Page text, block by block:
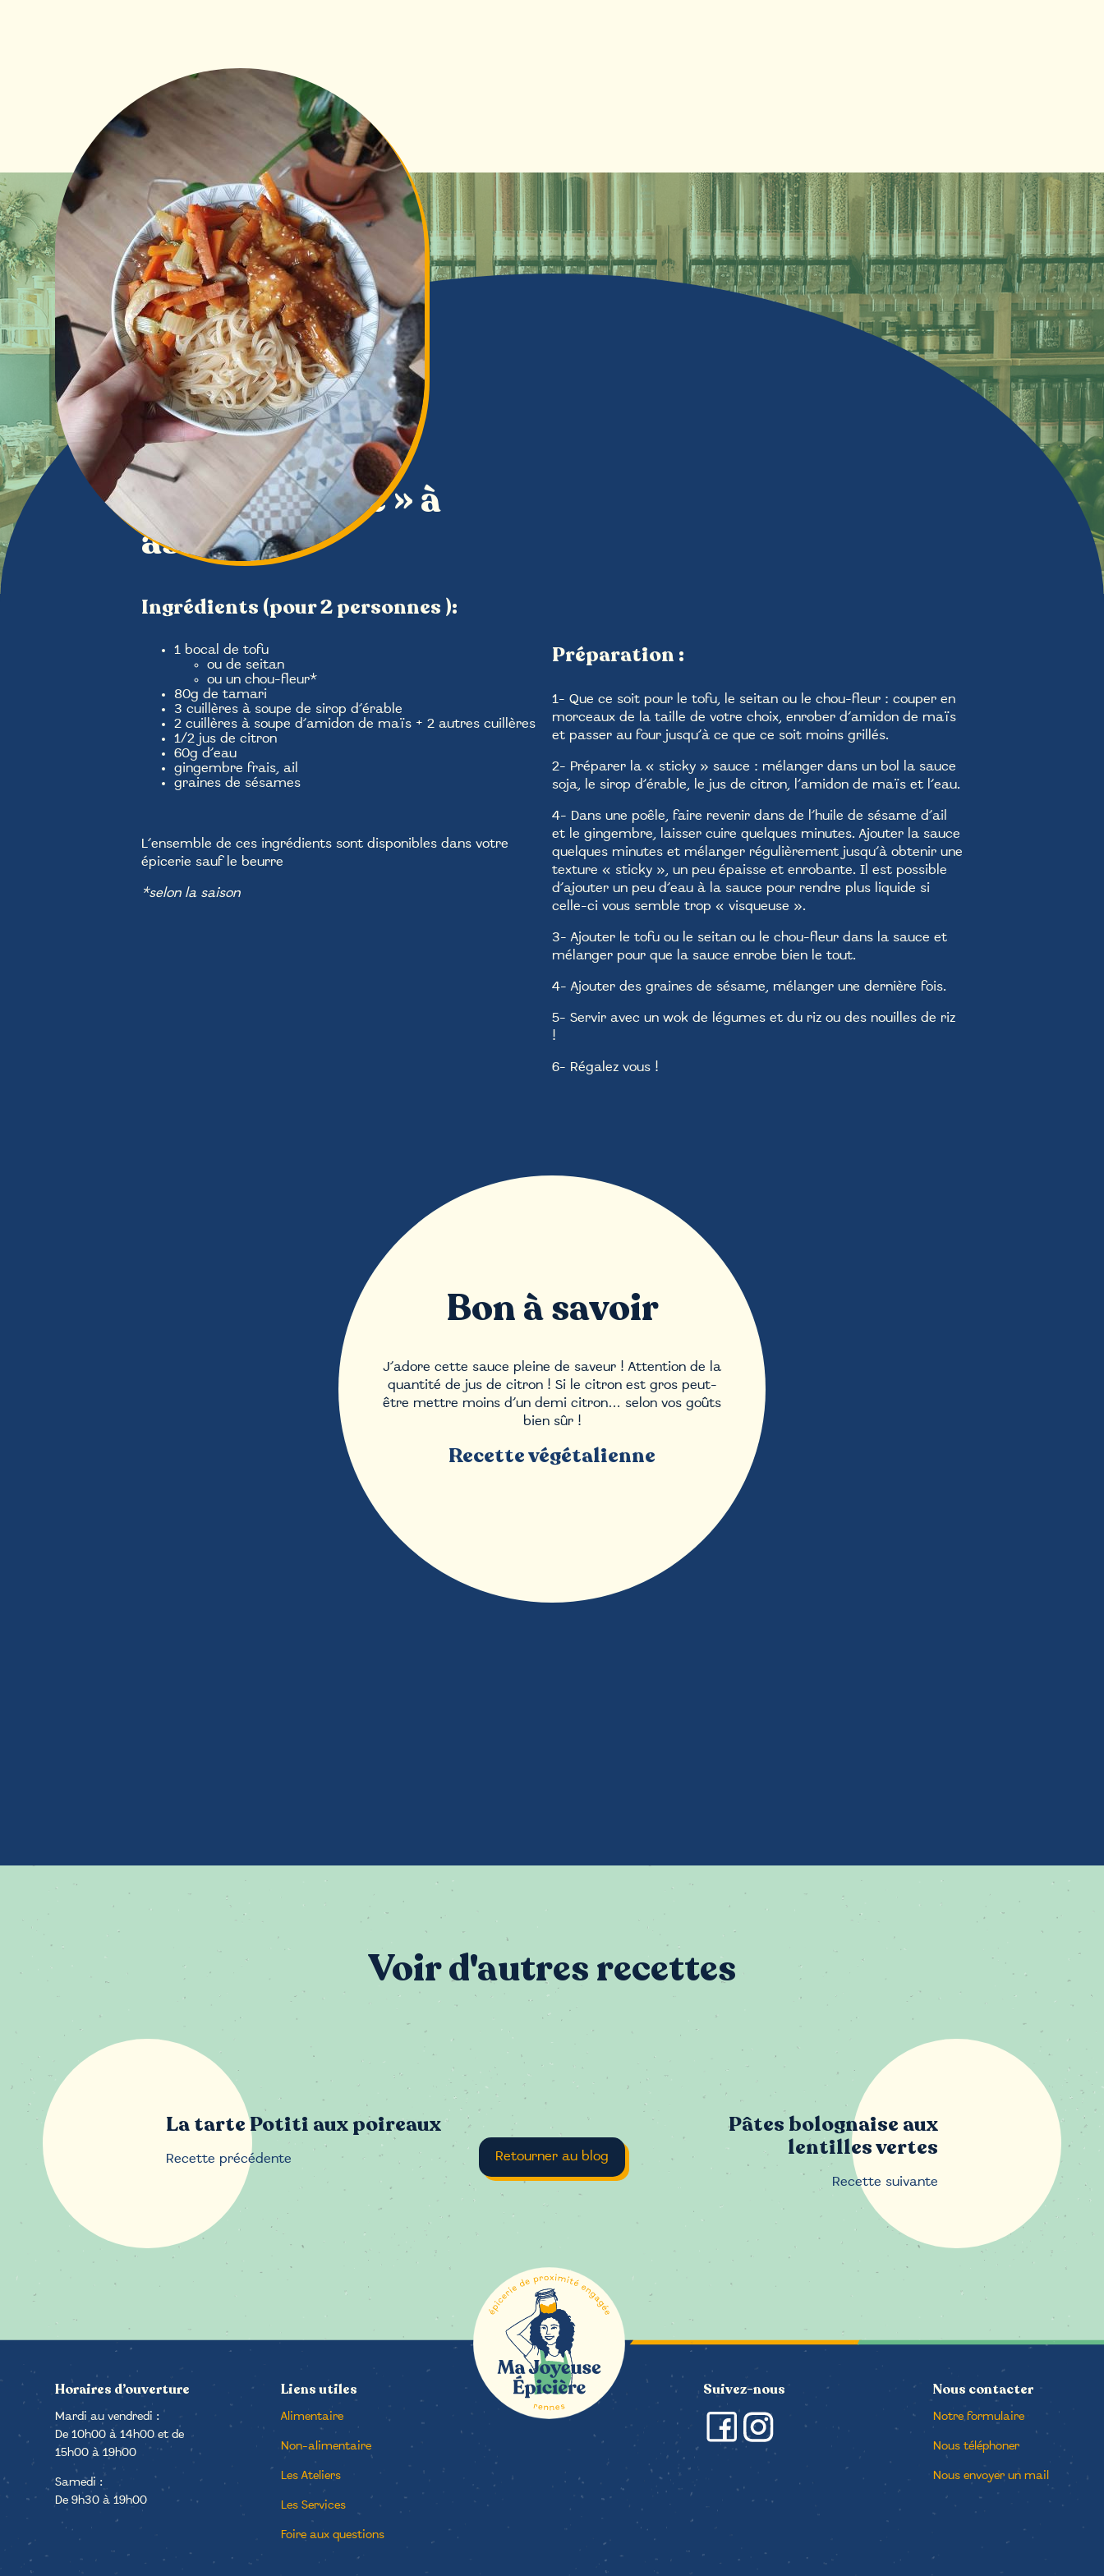
« Sticky sauce » à
asiatique
Ingrédients (pour 2 personnes ):
1 bocal de tofu
ou de seitan
ou un chou-fleur*
80g de tamari
3 cuillères à soupe de sirop d’érable
2 cuillères à soupe d’amidon de maïs + 2 autres cuillères
1/2 jus de citron
60g d’eau
gingembre frais, ail
graines de sésames
L’ensemble de ces ingrédients sont disponibles dans votre
épicerie sauf le beurre
*selon la saison
Préparation :
1- Que ce soit pour le tofu, le seitan ou le chou-fleur : couper en
morceaux de la taille de votre choix, enrober d’amidon de maïs
et passer au four jusqu’à ce que ce soit moins grillés.
2- Préparer la « sticky » sauce : mélanger dans un bol la sauce
soja, le sirop d’érable, le jus de citron, l’amidon de maïs et l’eau.
4- Dans une poêle, faire revenir dans de l’huile de sésame d’ail
et le gingembre, laisser cuire quelques minutes. Ajouter la sauce
quelques minutes et mélanger régulièrement jusqu’à obtenir une
texture « sticky », un peu épaisse et enrobante. Il est possible
d’ajouter un peu d’eau à la sauce pour rendre plus liquide si
celle-ci vous semble trop « visqueuse ».
3- Ajouter le tofu ou le seitan ou le chou-fleur dans la sauce et
mélanger pour que la sauce enrobe bien le tout.
4- Ajouter des graines de sésame, mélanger une dernière fois.
5- Servir avec un wok de légumes et du riz ou des nouilles de riz
!
6- Régalez vous !
Bon à savoir
J’adore cette sauce pleine de saveur ! Attention de la
quantité de jus de citron ! Si le citron est gros peut-
être mettre moins d’un demi citron… selon vos goûts
bien sûr !
Recette végétalienne
Voir d'autres recettes
Retourner au blog
Navigation
de
l’article
La tarte Potiti aux poireaux
Recette précédente
Pâtes bolognaise aux
lentilles vertes
Recette suivante
Horaires d’ouverture
Mardi au vendredi :
De 10h00 à 14h00 et de
15h00 à 19h00
Samedi :
De 9h30 à 19h00
Liens utiles
Alimentaire
Non-alimentaire
Les Ateliers
Les Services
Foire aux questions
Suivez-nous Nous contacter
Notre formulaire
Nous téléphoner
Nous envoyer un mail